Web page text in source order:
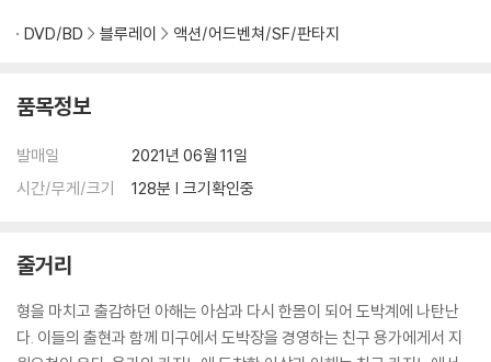
DVD/BD 블루레이 액션/어드벤쳐/SF/판타지
품목정보
발매일
2021년 06월 11일
시간/무게/크기
128분 | 크기확인중
줄거리
형을 마치고 출감하던 아해는 아삼과 다시 한몸이 되어 도박계에 나탄난
다. 이들의 출현과 함께 미구에서 도박장을 경영하는 친구 용가에게서 지